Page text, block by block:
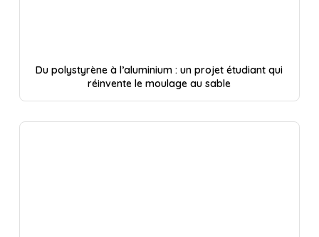
Du polystyrène à l’aluminium : un projet étudiant qui
réinvente le moulage au sable